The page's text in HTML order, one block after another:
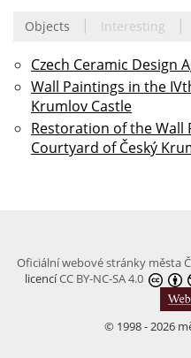
Objects | Interesting |
Czech Ceramic Design
Wall Paintings in the
Krumlov Castle
Restoration of the Wall
Courtyard of Český
Oficiální webové stránky města
licencíCC BY-NC-SA 4.0
© 1998 - 2026